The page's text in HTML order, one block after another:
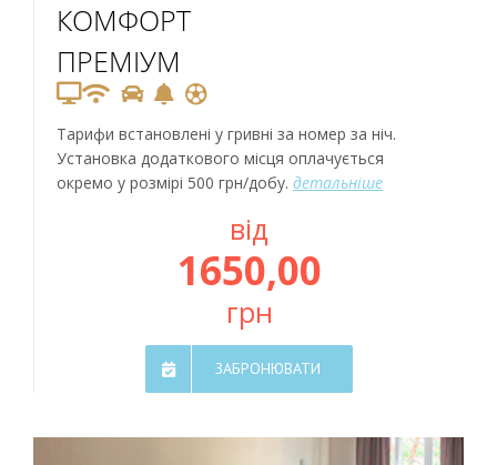
КОМФОРТ
ПРЕМІУМ
Тарифи встановлені у гривні за номер за ніч.
Установка додаткового місця оплачується
окремо у розмірі 500 грн/добу. детальніше
від
1650,00
грн
ЗАБРОНЮВАТИ